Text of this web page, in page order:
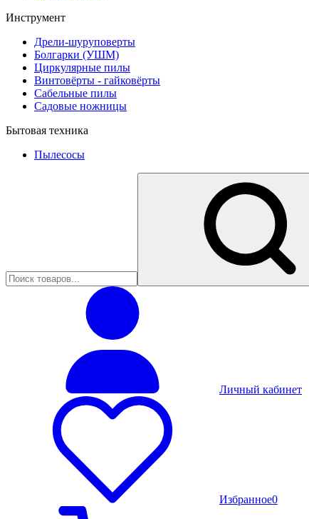
Инструмент
Дрели-шуруповерты
Болгарки (УШМ)
Циркулярные пилы
Винтовёрты - гайковёрты
Сабельные пилы
Садовые ножницы
Бытовая техника
Пылесосы
Личный кабинет
Избранное0